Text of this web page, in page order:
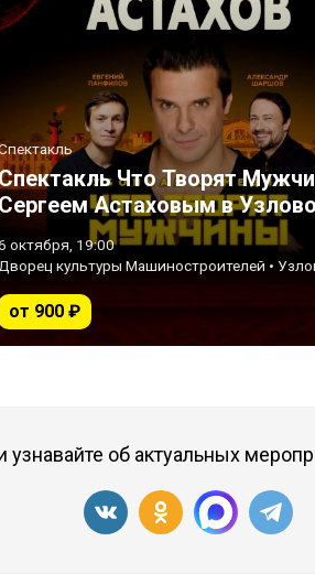
Что Творят
Сергеем Астаховым в
октября, 19:00
Дворец культуры Машиностроителей •
от 900 ₽
узнавайте об актуальных